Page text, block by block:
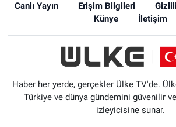
Canlı Yayın Erişim Bilgileri
Künye
İletişim
Haber her yerde, gerçekler Ülke TV'de.
Türkiye ve dünya gündemini güvenilir
izleyicisine sunar.